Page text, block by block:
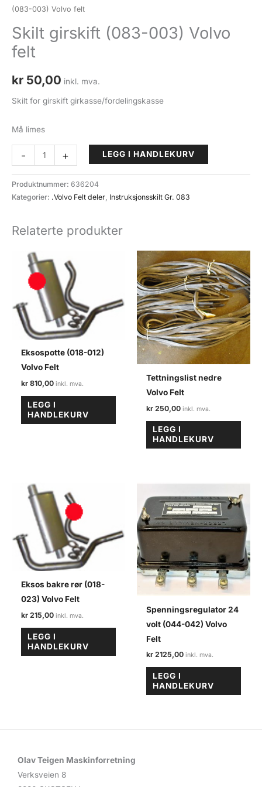
(083-003) Volvo felt
Skilt girskift (083-003) Volvo
felt
kr 50,00 inkl. mva.
Skilt for girskift girkasse/fordelingskasse
Må limes
-
girskift
(083-
003)
felt
+ LEGG I HANDLEKURV
Produktnummer: 636204
Kategorier: .Volvo Felt deler, Instruksjonsskilt Gr. 083
Relaterte produkter
Eksospotte (018-012)
Volvo Felt
kr 810,00
LEGG I
HANDLEKURV
Tettningslist nedre
Volvo Felt
kr 250,00
LEGG I
HANDLEKURV
Eksos bakre rør (018-
023) Volvo Felt
kr 215,00
LEGG I
HANDLEKURV
Spenningsregulator 24
volt (044-042) Volvo
Felt
kr 2125,00
LEGG I
HANDLEKURV
Olav Teigen Maskinforretning
Verksveien 8